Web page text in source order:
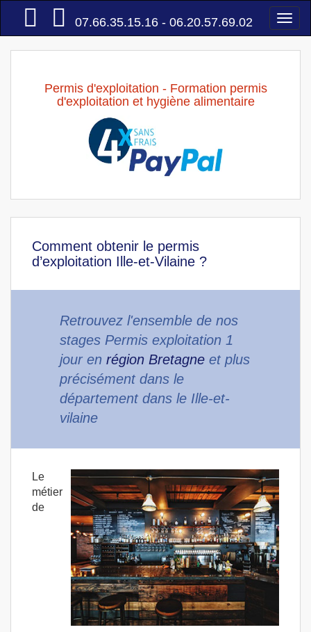
Accueil
07.66.35.15.16 - 06.20.57.69.02
Permis d'exploitation - Formation permis
d'exploitation et hygiène alimentaire
Comment obtenir le permis
d’exploitation Ille-et-Vilaine ?
Retrouvez l'ensemble de nos
stages Permis exploitation 1
jour en région Bretagne et plus
précisément dans le
département dans le Ille-et-
vilaine
Le
métier
de